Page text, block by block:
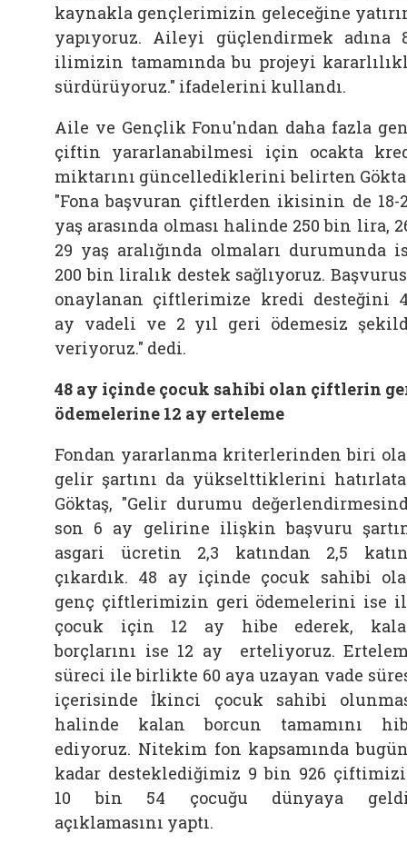
kaynakla gençlerimizin geleceğine
yapıyoruz. Aileyi güçlendirmek adına
ilimizin tamamında bu projeyi
sürdürüyoruz." ifadelerini kullandı.
Aile ve Gençlik Fonu'ndan daha fazla
çiftin yararlanabilmesi için ocakta
miktarını güncellediklerini belirten
"Fona başvuran çiftlerden ikisinin de 18-
yaş arasında olması halinde 250 bin lira,
29 yaş aralığında olmaları durumunda
200 bin liralık destek sağlıyoruz.
onaylanan çiftlerimize kredi desteğini
ay vadeli ve 2 yıl geri ödemesiz
veriyoruz." dedi.
48 ay içinde çocuk sahibi olan çiftlerin
ödemelerine 12 ay erteleme
Fondan yararlanma kriterlerinden biri
gelir şartını da yükselttiklerini
Göktaş, "Gelir durumu
son 6 ay gelirine ilişkin başvuru
asgari ücretin 2,3 katından 2,5
çıkardık. 48 ay içinde çocuk sahibi
genç çiftlerimizin geri ödemelerini ise
çocuk için 12 ay hibe ederek,
borçlarını ise 12 ay erteliyoruz.
süreci ile birlikte 60 aya uzayan vade
içerisinde İkinci çocuk sahibi
halinde kalan borcun tamamını
ediyoruz. Nitekim fon kapsamında
kadar desteklediğimiz 9 bin 926
10 bin 54 çocuğu dünyaya
açıklamasını yaptı.